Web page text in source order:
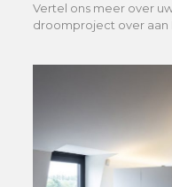
Vertel ons meer over
droomproject over aan